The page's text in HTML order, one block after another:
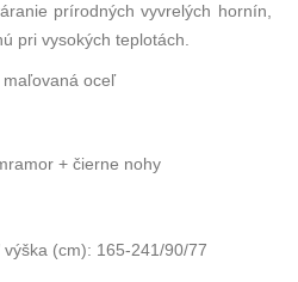
prírodných vyvrelých hornín,
pri vysokých teplotách.
maľovaná oceľ
+ čierne nohy
(cm): 165-241/90/77